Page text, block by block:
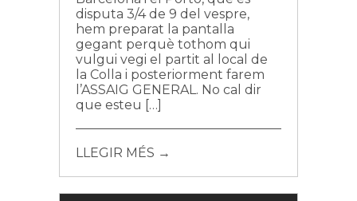
disputa 3/4 de 9 del vespre,
hem preparat la pantalla
gegant perquè tothom qui
vulgui vegi el partit al local de
la Colla i posteriorment farem
l’ASSAIG GENERAL. No cal dir
que esteu […]
LLEGIR MÉS →